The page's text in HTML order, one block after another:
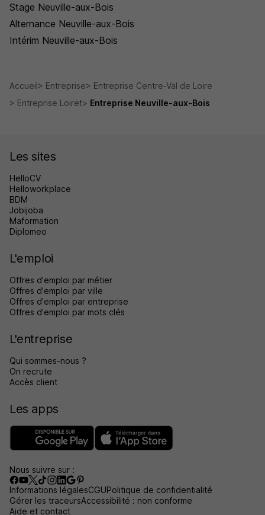
Stage Neuville-aux-Bois
Alternance Neuville-aux-Bois
Intérim Neuville-aux-Bois
Accueil Entreprise
Entreprise Centre-Val de Loire
Entreprise Loiret
Entreprise Neuville-aux-Bois
Les sites
HelloCV
Helloworkplace
BDM
Jobijoba
Maformation
Diplomeo
L'emploi
Offres d'emploi par métier
Offres d'emploi par ville
Offres d'emploi par entreprise
Offres d'emploi par mots clés
L'entreprise
Qui sommes-nous ?
On recrute
Accès client
Les apps
Nous suivre sur :
Informations légalesCGUPolitique de confidentialité
Gérer les traceursAccessibilité : non conforme
Aide et contact